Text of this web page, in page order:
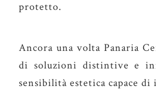
protetto.
Ancora una volta Panaria
di soluzioni distintive e
sensibilità estetica capace